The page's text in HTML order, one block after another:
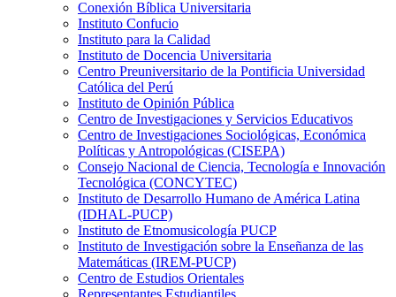
Conexión Bíblica Universitaria
Instituto Confucio
Instituto para la Calidad
Instituto de Docencia Universitaria
Centro Preuniversitario de la Pontificia Universidad
Católica del Perú
Instituto de Opinión Pública
Centro de Investigaciones y Servicios Educativos
Centro de Investigaciones Sociológicas, Económica
Políticas y Antropológicas (CISEPA)
Consejo Nacional de Ciencia, Tecnología e Innovación
Tecnológica (CONCYTEC)
Instituto de Desarrollo Humano de América Latina
(IDHAL-PUCP)
Instituto de Etnomusicología PUCP
Instituto de Investigación sobre la Enseñanza de las
Matemáticas (IREM-PUCP)
Centro de Estudios Orientales
Representantes Estudiantiles